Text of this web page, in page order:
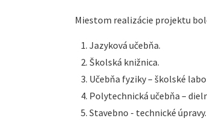
Miestom realizácie projektu
Jazyková učebňa.
Školská knižnica.
Učebňa fyziky – školské
Polytechnická učebňa –
Stavebno - technické úpravy.